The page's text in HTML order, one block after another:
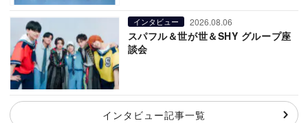
インタビュー 2026.08.06
スパフル＆世が世＆SHY グループ座
談会
インタビュー記事一覧